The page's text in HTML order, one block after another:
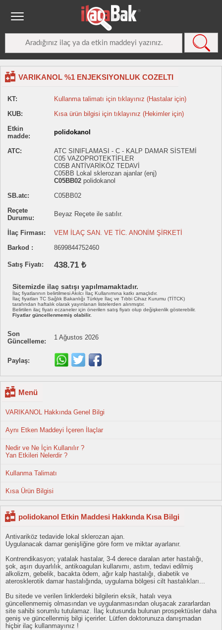
VARIKANOL %1 ENJEKSIYONLUK COZELTI
KT:
Kullanma talimatı için tıklayınız (Hastalar için)
KUB:
Kısa ürün bilgisi için tıklayınız (Hekimler için)
Etkin
madde:
polidokanol
ATC:
ATC SINIFLAMASI - C - KALP DAMAR SİSTEMİ
C05 VAZOPROTEKTİFLER
C05B ANTİVARİKÖZ TEDAVİ
C05BB Lokal sklerozan ajanlar (enj)
C05BB02 polidokanol
SB.atc:
C05BB02
Reçete
Durumu:
Beyaz Reçete ile satılır.
İlaç Firması:
VEM İLAÇ SAN. VE TİC. ANONİM ŞİRKETİ
Barkod :
8699844752460
Satış Fiyatı: 438.71 ₺
Sitemizde ilaç satışı yapılmamaktadır.
İlaç fiyatlarının belirtilmesi Akılcı İlaç Kullanımına katkı amaçlıdır.
İlaç fiyatları TC Sağlık Bakanlığı Türkiye İlaç ve Tıbbi Cihaz Kurumu (TİTCK)
tarafından haftalık olarak yayınlanan listelerden alınmıştır.
Belirtilen ilaç fiyatı eczaneler için önerilen satış fiyatı olup değişkenlik gösterebilir.
Fiyatlar güncellenmemiş olabilir.
Son
Güncelleme:
1 Ağustos 2026
Paylaş:
Menü
VARIKANOL Hakkında Genel Bilgi
Aynı Etken Maddeyi İçeren İlaçlar
Nedir ve Ne İçin Kullanılır ?
Yan Etkileri Nelerdir ?
Kullanma Talimatı
Kısa Ürün Bilgisi
polidokanol Etkin Maddesi Hakkında Kısa Bilgi
Antivariköz tedavide lokal sklerozan ajan.
Uygulanacak damar genişliğine göre form ve miktar ayarlanır.
Kontrendikasyon; yatalak hastalar, 3-4 derece daralan arter hastalığı,
şok, aşırı duyarlılık, antikoagulan kullanımı, astım, tedavi edilmiş
alkolizm, gebelik, bacakta ödem, ağır kalp hastalığı, diabetik ve
aterosklerotik damar hastalığında, uygulama bölgesi cilt hastalıkları...
Bu sitede ve verilen linklerdeki bilgilerin eksik, hatalı veya
güncellenmemiş olmasından ve uygulanmasından oluşacak zararlardan
site sahibi sorumlu tutulamaz. İlaç kutusunda bulunan prospektüsler daha
geniş ve güncellenmiş bilgi içerirler. Lütfen doktorunuza danışmadan
hiçbir ilaç kullanmayınız !